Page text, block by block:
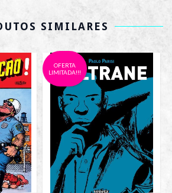
SIMILARES
OFERTA
LIMITADA!!!